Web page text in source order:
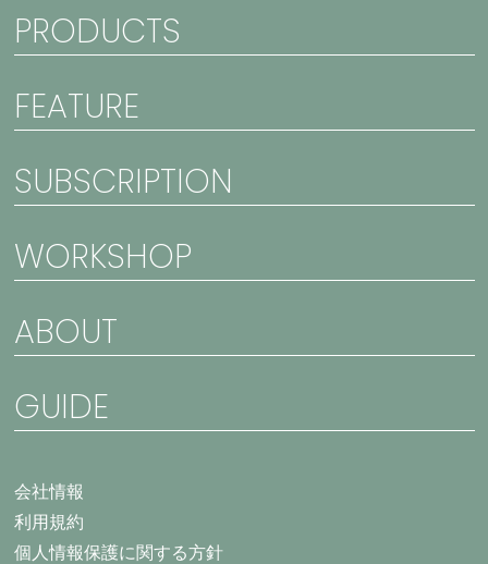
PRODUCTS
FEATURE
SUBSCRIPTION
WORKSHOP
ABOUT
GUIDE
会社情報
利用規約
個人情報保護に関する方針